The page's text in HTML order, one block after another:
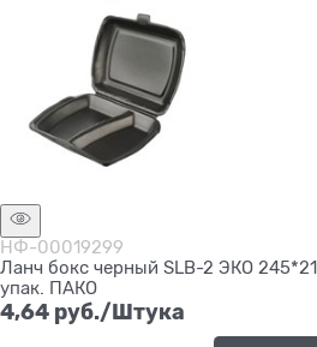
НФ-00019299
Ланч бокс черный SLB-2 ЭКО
упак. ПАКО
4,64 руб./Штука